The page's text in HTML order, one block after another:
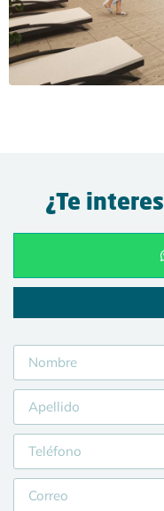
¿Te